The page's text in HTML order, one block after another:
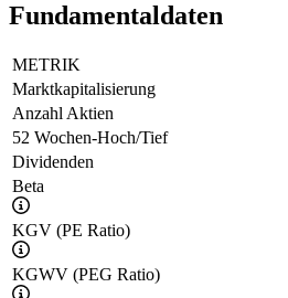
Fundamentaldaten
METRIK
Marktkapitalisierung
Anzahl Aktien
52 Wochen-Hoch/Tief
Dividenden
Beta
KGV (PE Ratio)
KGWV (PEG Ratio)